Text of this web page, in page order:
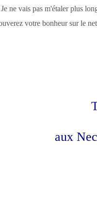
ne vais pas m'étaler plus
votre bonheur sur le
aux